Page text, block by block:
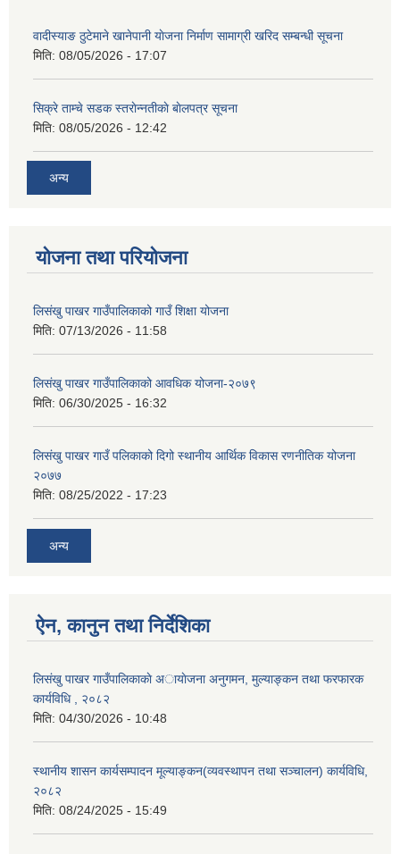
वादीस्याङ ठुटेमाने खानेपानी याेजना निर्माण सामाग्री खरिद सम्बन्धी सूचना
मिति: 08/05/2026 - 17:07
सिक्रे ताम्चे सडक स्तराेन्नतीकाे बाेलपत्र सूचना
मिति: 08/05/2026 - 12:42
अन्य
योजना तथा परियोजना
लिसंखु पाखर गाउँपालिकाको गाउँ शिक्षा योजना
मिति: 07/13/2026 - 11:58
लिसंखु पाखर गाउँपालिकाको आवधिक योजना-२०७९
मिति: 06/30/2025 - 16:32
लिसंखु पाखर गाउँ पलिकाको दिगो स्थानीय आर्थिक विकास रणनीतिक योजना
२०७७
मिति: 08/25/2022 - 17:23
अन्य
ऐन, कानुन तथा निर्देशिका
लिसंखु पाखर गाउँपालिकाकाे अायाेजना अनुगमन, मुल्याङ्कन तथा फरफारक
कार्यविधि , २०८२
मिति: 04/30/2026 - 10:48
स्थानीय शासन कार्यसम्पादन मूल्याङ्कन(व्यवस्थापन तथा सञ्चालन) कार्यविधि,
२०८२
मिति: 08/24/2025 - 15:49